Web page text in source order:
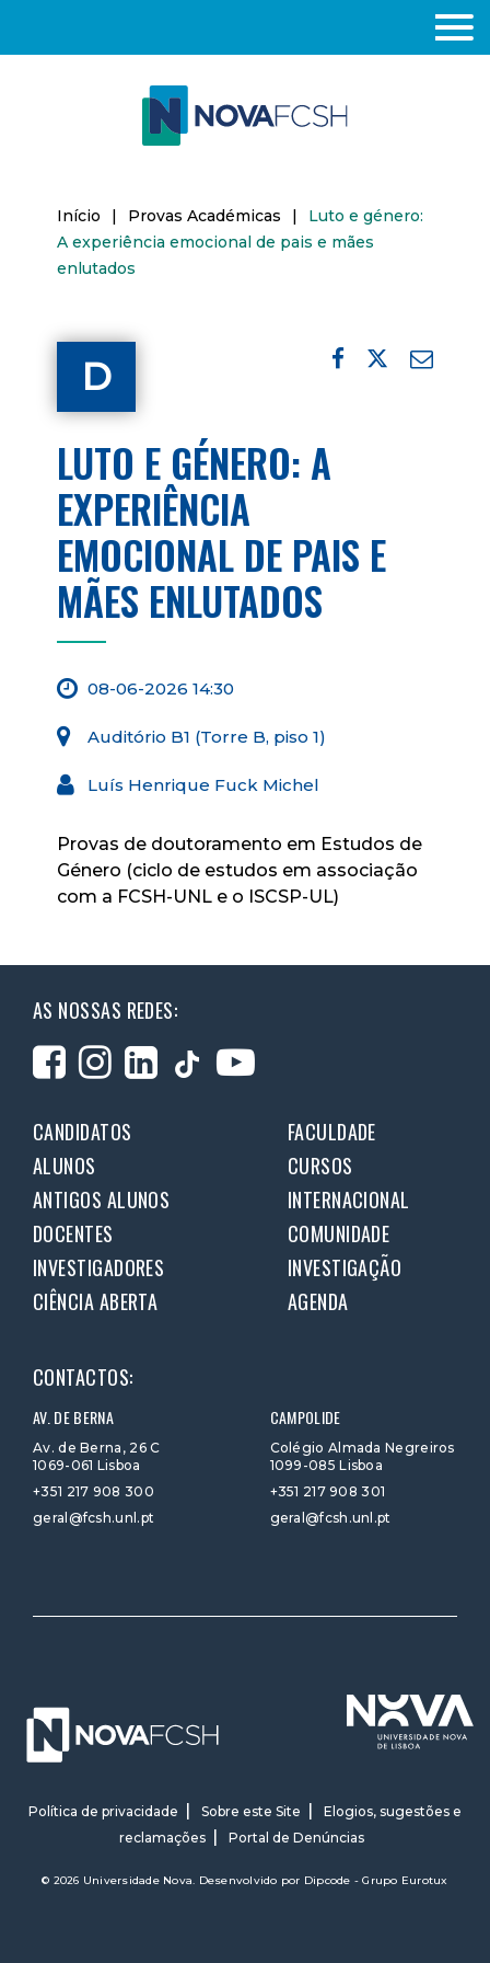
Início | Provas Académicas |
Luto e género:
A experiência emocional de pais e mães
enlutados
D
LUTO E GÉNERO: A
EXPERIÊNCIA
EMOCIONAL DE PAIS E
MÃES ENLUTADOS
08-06-2026 14:30
Auditório B1 (Torre B, piso 1)
Luís Henrique Fuck Michel
Provas de doutoramento em Estudos de
Género (ciclo de estudos em associação
com a FCSH-UNL e o ISCSP-UL)
AS NOSSAS REDES:
CANDIDATOS
FACULDADE
ALUNOS
CURSOS
ANTIGOS ALUNOS
INTERNACIONAL
DOCENTES
COMUNIDADE
INVESTIGADORES
INVESTIGAÇÃO
CIÊNCIA ABERTA
AGENDA
CONTACTOS:
AV. DE BERNA
Av. de Berna, 26 C
1069-061 Lisboa
+351 217 908 300
geral@fcsh.unl.pt
CAMPOLIDE
Colégio Almada Negreiros
1099-085 Lisboa
+351 217 908 301
geral@fcsh.unl.pt
Política de privacidade Sobre este Site
Elogios, sugestões e
reclamações
Portal de Denúncias
© 2026 Universidade Nova. Desenvolvido por Dipcode - Grupo Eurotux